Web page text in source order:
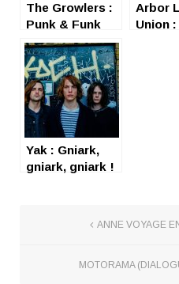
The Growlers :
Punk & Funk
sont dans une
boîte
Arbor
Union
Yak : Gniark,
gniark, gniark !
ANNE VOYAGE
MOTORAMA